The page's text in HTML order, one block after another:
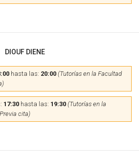
DIOUF DIENE
hasta las: 20:00 (Tutorías en la Facultad
17:30 hasta las: 19:30 (Tutorías en la
cita)